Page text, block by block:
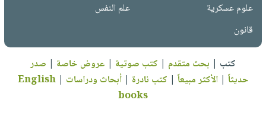
علوم عسكرية
علم النفس
قانون
كتب | بحث متقدم | كتب صوتية | عروض خاصة | صدر
حديثاً |الأكثر مبيعاً | كتب نادرة |أبحاث ودراسات |
English
books